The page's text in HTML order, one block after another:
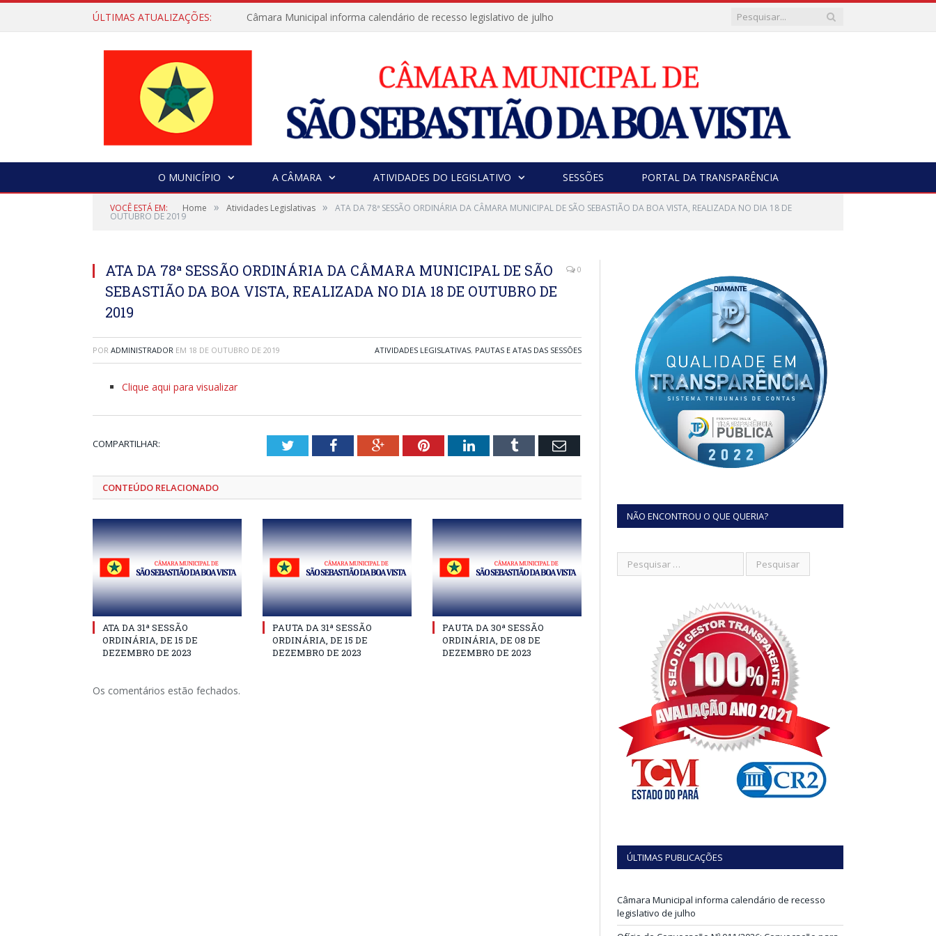
ÚLTIMAS ATUALIZAÇÕES: Câmara Municipal informa calendário de recesso legislativo de julho
O MUNICÍPIO A CÂMARA ATIVIDADES DO LEGISLATIVO SESSÕES PORTAL DA TRANSPARÊNCIA
VOCÊ ESTÁ EM: Home » Atividades Legislativas » ATA DA 78ª SESSÃO ORDINÁRIA DA CÂMARA MUNICIPAL DE SÃO SEBASTIÃO DA BOA VISTA, REALIZADA NO DIA 18 DE
OUTUBRO DE 2019
ATA DA 78ª SESSÃO ORDINÁRIA DA CÂMARA MUNICIPAL DE SÃO
SEBASTIÃO DA BOA VISTA, REALIZADA NO DIA 18 DE OUTUBRO DE
2019
0
POR ADMINISTRADOR EM 18 DE OUTUBRO DE 2019 ATIVIDADES LEGISLATIVAS, PAUTAS E ATAS DAS SESSÕES
Clique aqui para visualizar
COMPARTILHAR: TwitterFacebookGoogle+PinterestLinkedInTumblr Email
CONTEÚDO RELACIONADO
ATA DA 31ª SESSÃO
ORDINÁRIA, DE 15 DE
DEZEMBRO DE 2023
PAUTA DA 31ª SESSÃO
ORDINÁRIA, DE 15 DE
DEZEMBRO DE 2023
PAUTA DA 30ª SESSÃO
ORDINÁRIA, DE 08 DE
DEZEMBRO DE 2023
Os comentários estão fechados.
NÃO ENCONTROU O QUE QUERIA?
ÚLTIMAS PUBLICAÇÕES
Câmara Municipal informa calendário de recesso
legislativo de julho